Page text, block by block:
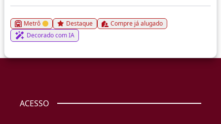
Metrô Destaque
Compre já alugado
Decorado com IA
ACESSO